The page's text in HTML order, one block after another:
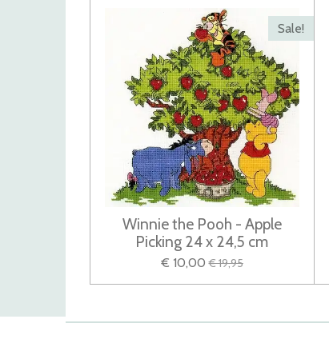
Sale!
Winnie the Pooh - Apple
Picking 24 x 24,5 cm
€ 10,00 € 19,95